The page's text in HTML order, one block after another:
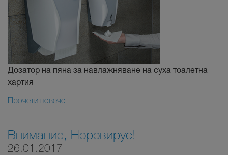
Дозатор на пяна за навлажняване на суха тоалетна
хартия
Прочети повече
Внимание, Норовирус!
26.01.2017